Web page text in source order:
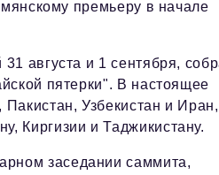
премьеру в начале
августа и 1 сентября,
пятерки". В настоящее
Узбекистан и Иран,
Киргизии и Таджикистану.
заседании саммита,